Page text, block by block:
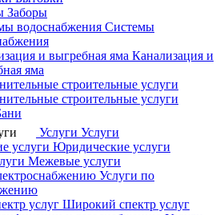
Заборы
водоснабжения Системы
и выгребная яма Канализация и
яма
строительные услуги
строительные услуги
Услуги Услуги
услуги Юридические услуги
Межевые услуги
Услуги по
услуг Широкий спектр услуг